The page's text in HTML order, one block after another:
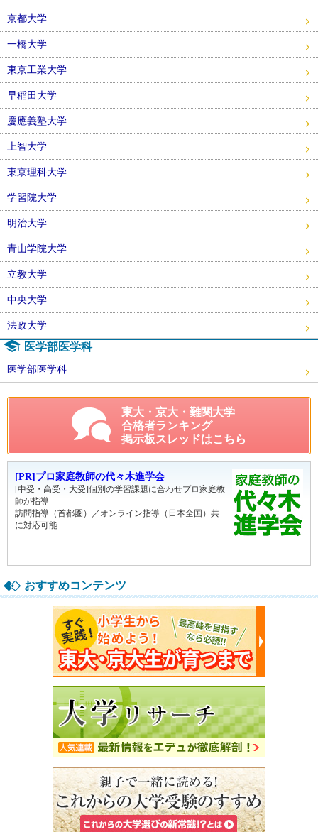
京都大学
一橋大学
東京工業大学
早稲田大学
慶應義塾大学
上智大学
東京理科大学
学習院大学
明治大学
青山学院大学
立教大学
中央大学
法政大学
医学部医学科
医学部医学科
東大・京大・難関大学
合格者ランキング
掲示板スレッドはこちら
おすすめコンテンツ